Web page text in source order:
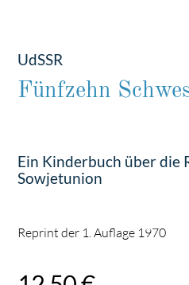
UdSSR
Fünfzehn
Ein Kinderbuch über die
Sowjetunion
Reprint der 1. Auflage 1970